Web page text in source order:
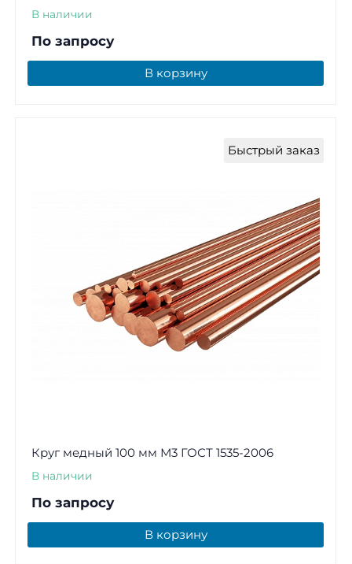
В наличии
По запросу
В корзину
Быстрый заказ
Круг медный 100 мм М3 ГОСТ 1535-2006
В наличии
По запросу
В корзину